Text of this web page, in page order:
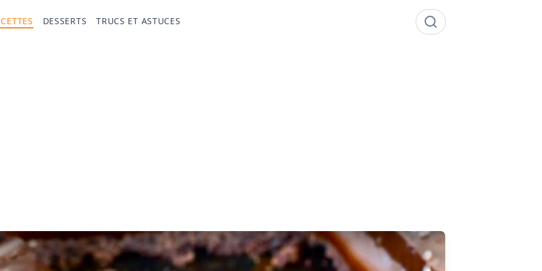
DESSERTS TRUCS ET ASTUCES